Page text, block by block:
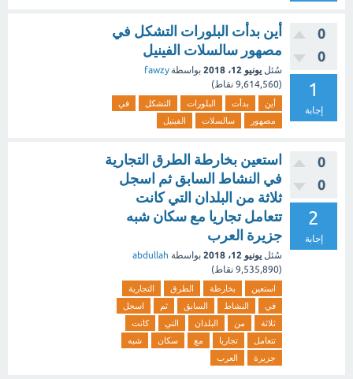
0
0
1
إجابة
أين بدأت البلورات التشكل في
مصهور سالسلات الفينيل
سُئل يونيو 12، 2018 بواسطةfawzy
(
9,614,560 نقاط)
أين بدأت البلورات التشكل
في
مصهور
سالسلات الفينيل
0
0
2
إجابة
استعين بخارطة الطرق التجارية
في النشاط السابق ثم اسجل
ثلاثة من البلدان التي كانت
تتعامل تجاريا مع سكان شبه
جزيرة العرب
سُئل يونيو 12، 2018 بواسطة abdullah
(
9,535,890 نقاط)
استعين بخارطة الطرق
التجارية
في
النشاط السابق ثم
اسجل
ثلاثة
من البلدان التي
كانت
تتعامل
تجاريا مع سكان
شبه
جزيرة
العرب